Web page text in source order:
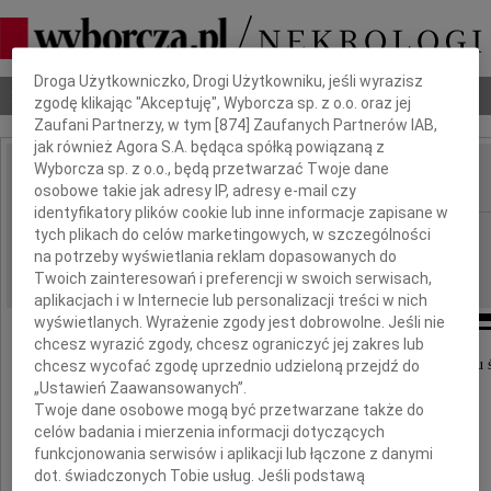
Nekrologi Odeszli Poradnik pogrzebowy
IMIĘ I NAZWISKO:
REGION: Lublin
DATA EMISJI: 09.07.2021
Wyrazy szczerego i głębokiego współczucia z powodu
Mamy
Dbamy o Twoją prywatność
Droga Użytkowniczko, Drogi Użytkowniku, jeśli wyrazisz
zgodę klikając "Akceptuję", Wyborcza sp. z o.o. oraz jej
Zaufani Partnerzy, w tym [874 ] Zaufanych Partnerów IAB,
jak również Agora S.A. będąca spółką powiązaną z
Wyborcza sp. z o.o., będą przetwarzać Twoje dane
osobowe takie jak adresy IP, adresy e-mail czy
identyfikatory plików cookie lub inne informacje zapisane w
tych plikach do celów marketingowych, w szczególności
na potrzeby wyświetlania reklam dopasowanych do
Twoich zainteresowań i preferencji w swoich serwisach,
aplikacjach i w Internecie lub personalizacji treści w nich
wyświetlanych. Wyrażenie zgody jest dobrowolne. Jeśli nie
chcesz wyrazić zgody, chcesz ograniczyć jej zakres lub
chcesz wycofać zgodę uprzednio udzieloną przejdź do
„Ustawień Zaawansowanych”.
Twoje dane osobowe mogą być przetwarzane także do
celów badania i mierzenia informacji dotyczących
funkcjonowania serwisów i aplikacji lub łączone z danymi
dot. świadczonych Tobie usług. Jeśli podstawą